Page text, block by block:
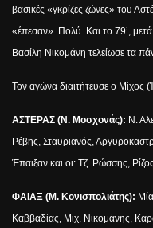
βασικές «γκρίζες ζώνες» του
«έπεσαν». Πολύ. Και το 79’,
Βασίλη Νικομάνη τελείωσε τα
Τον αγώνα διαιτήτευσε ο Μίχος
ΑΣΤΕΡΑΣ (Ν. Μοσχονάς): Ν.
Ρέβης, Σταυριανός,
Έπαιξαν και οι: Τζ. Ρώσσης,
ΦΑΙΑΞ (Μ. Κονισπολιάτης):
Καββαδίας, Μιχ. Νικομάνης,